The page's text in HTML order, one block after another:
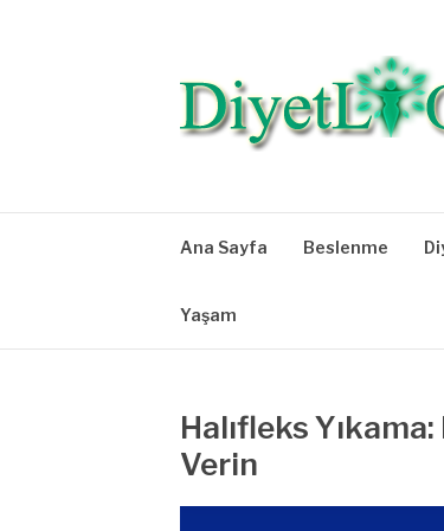
Ana Sayfa Beslenme
Yaşam
Halıfleks
Verin